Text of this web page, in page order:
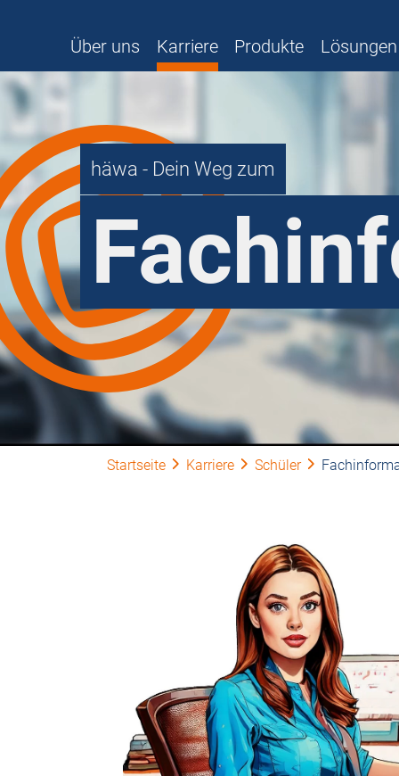
Über uns Karriere Produkte Lösungen
häwa - Dein Weg zum
Startseite Karriere Schüler